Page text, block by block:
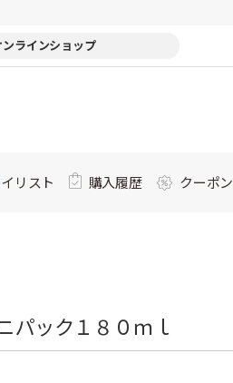
ンラインショップ
リスト 購入履歴 クーポン
パック１８０ｍｌ